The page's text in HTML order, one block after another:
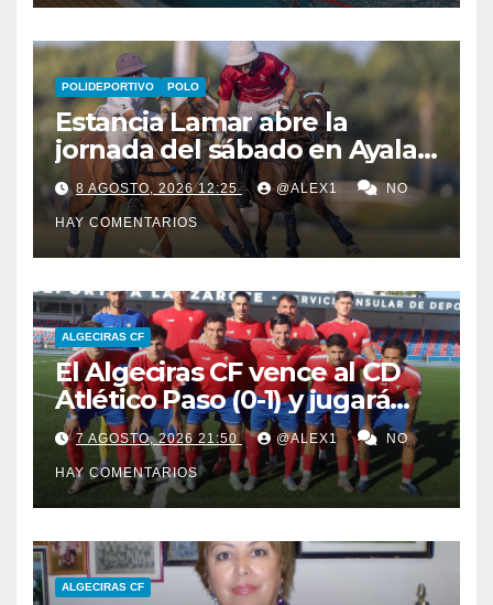
POLIDEPORTIVO POLO
Estancia Lamar abre la
jornada del sábado en Ayala
Polo Club con una
remontada y apurada victoria
sobre Savoir PT
8 AGOSTO, 2026 12:25 @ALEX1 NO
HAY COMENTARIOS
ALGECIRAS CF
El Algeciras CF vence al CD
Atlético Paso (0-1) y jugará
por el LVII Torneo ‘San Ginés’
ante el Arenas de Getxo
7 AGOSTO, 2026 21:50 @ALEX1 NO
HAY COMENTARIOS
ALGECIRAS CF